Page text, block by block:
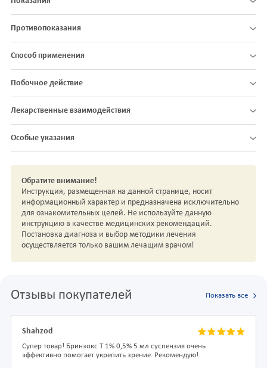
Противопоказания
Способ применения
Побочное действие
Лекарственные взаимодействия
Особые указания
Обратите внимание!
Инструкция, размещенная на данной странице, носит
информационный характер и предназначена исключительно
для ознакомительных целей. Не используйте данную
инструкцию в качестве медицинских рекомендаций.
Постановка диагноза и выбор методики лечения
осуществляется только вашим лечащим врачом!
Отзывы покупателей Показать все
Shahzod
Супер товар! Бринзокс Т 1% 0,5% 5 мл суспензия очень
эффективно помогает укрепить зрение. Рекомендую!